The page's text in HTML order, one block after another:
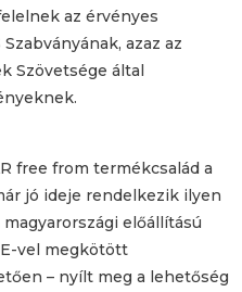
az érvényes
azaz az
Szövetsége által
free from termékcsalád a
jó ideje rendelkezik ilyen
előállítású
vel megkötött
– nyílt meg a lehetőség